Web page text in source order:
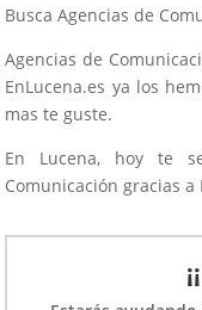
Busca Agencias de
Agencias de
EnLucena.es ya los
mas te guste.
En Lucena, hoy te
Comunicación gracias a